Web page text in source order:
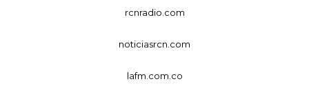
rcnradio.com
noticiasrcn.com
lafm.com.co